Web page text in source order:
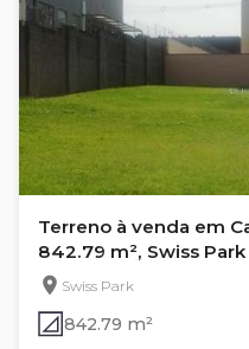
Terreno à venda em
842.79 m², Swiss
Swiss Park
842.79 m²